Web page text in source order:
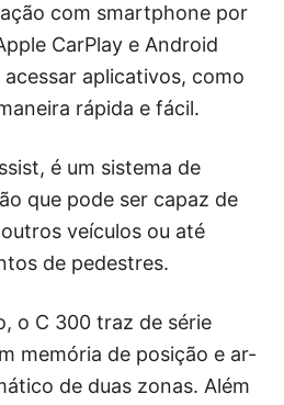
com smartphone por
CarPlay e Android
aplicativos, como
rápida e fácil.
é um sistema de
que pode ser capaz de
veículos ou até
de pedestres.
o C 300 traz de série
memória de posição e ar-
de duas zonas. Além